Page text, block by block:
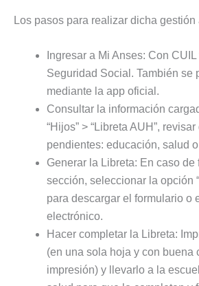
Los pasos para realizar dicha
Ingresar a Mi Anses: Con
Seguridad Social. También se
mediante la app oficial.
Consultar la información
“Hijos” > “Libreta AUH”,
pendientes: educación, salud
Generar la Libreta: En caso de
sección, seleccionar la opción
para descargar el formulario o
electrónico.
Hacer completar la Libreta:
(en una sola hoja y con buena
impresión) y llevarlo a la